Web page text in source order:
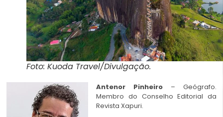
Foto: Kuoda Travel/Divulgação.
Antenor Pinheiro – Geógrafo.
Membro do Conselho Editorial da
Revista Xapuri.